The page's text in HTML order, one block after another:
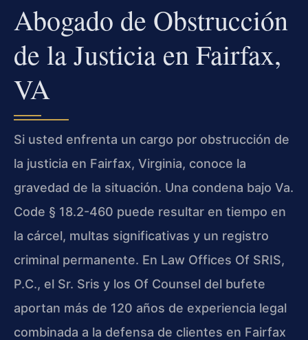
Abogado de Obstrucción
de la Justicia en Fairfax,
VA
Si usted enfrenta un cargo por obstrucción de
la justicia en Fairfax, Virginia, conoce la
gravedad de la situación. Una condena bajo Va.
Code § 18.2-460 puede resultar en tiempo en
la cárcel, multas significativas y un registro
criminal permanente. En Law Offices Of SRIS,
P.C., el Sr. Sris y los Of Counsel del bufete
aportan más de 120 años de experiencia legal
combinada a la defensa de clientes en Fairfax